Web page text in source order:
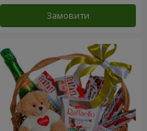
Замовити